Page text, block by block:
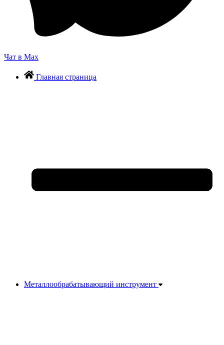
Чат в Max
Главная страница
Металлообрабатывающий инструмент